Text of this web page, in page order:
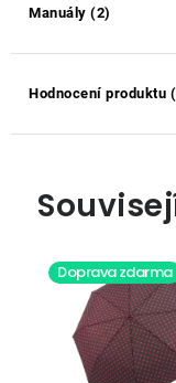
Manuály (2)
Hodnocení produktu
Doprava zdarma